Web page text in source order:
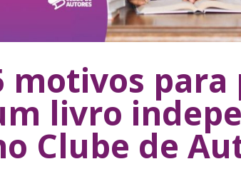
motivos
livro
Clube de